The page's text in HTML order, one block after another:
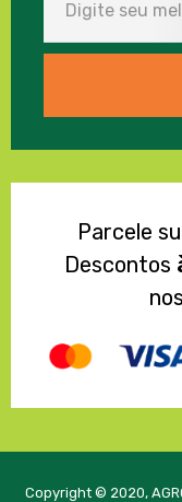
Parcele
Descontos
Copyright © 2020,